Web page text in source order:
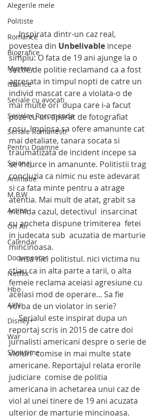
Alegerile mele
Politiste
Romance
Biografice
Mystery
Istorice
Seriale cu avocati
Serialex Recomanda
Seriale Romanesti
Pentru Doamne
Spionaj
Animatie
M.B.W
Action
On Air
Calendar
Documentar
Netflix
Hbo
AXN
Disney+
War
Showtime
     Inspirata dintr-un caz real,
povestea din Unbelivable incepe
simplu: O fata de 19 ani ajunge la o
sectie de politie reclamand ca a fost
agresata in timpul nopti de catre un
individ mascat care a violata-o de
mai multe ori  dupa care i-a facut
poze cu un aparat de fotografiat
rosu. Impinsa sa ofere amanunte cat
mai detaliate, tanara socata si
traumatizata de incident incepe sa
se incurce in amanunte. Politistii trag
concluzia ca nimic nu este adevarat
si ca fata minte pentru a atrage
atentia. Mai mult de atat, grabit sa
inchida cazul, detectivul  insarcinat
cu ancheta dispune trimiterea  fetei
in judecata sub  acuzatia de marturie
mincinoasa.
     Insa nici politistul. nici victima nu
stiau ca in alta parte a tarii, o alta
femeie reclama aceiasi agresiune cu
acelasi mod de operare... Sa fie
vorba de un violator in serie?
     Serialul este inspirat dupa un
reportaj scris in 2015 de catre doi
jurnalisti americani despre o serie de
violuri  comise in mai multe state
americane. Reportajul relata erorile
judiciare  comise de politia
americana in achetarea unui caz de
viol al unei tinere de 19 ani acuzata
ulterior de marturie mincinoasa.